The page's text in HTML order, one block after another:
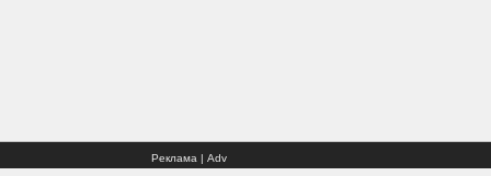
Реклама | Adv